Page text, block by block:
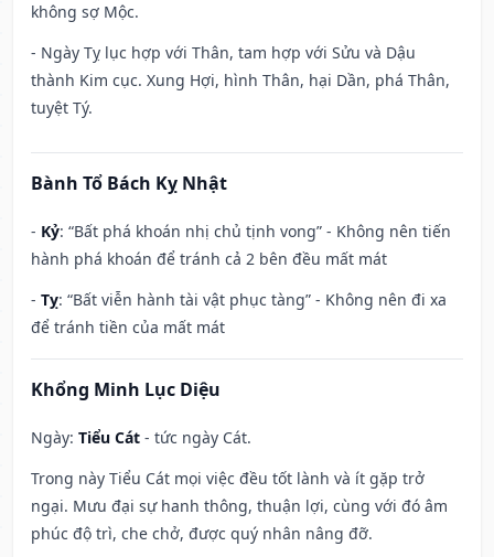
không sợ Mộc.
- Ngày Tỵ lục hợp với Thân, tam hợp với Sửu và Dậu
thành Kim cục. Xung Hợi, hình Thân, hại Dần, phá Thân,
tuyệt Tý.
Bành Tổ Bách Kỵ Nhật
- Kỷ: “Bất phá khoán nhị chủ tịnh vong” - Không nên tiến
hành phá khoán để tránh cả 2 bên đều mất mát
- Tỵ: “Bất viễn hành tài vật phục tàng” - Không nên đi xa
để tránh tiền của mất mát
Khổng Minh Lục Diệu
Ngày: Tiểu Cát - tức ngày Cát.
Trong này Tiểu Cát mọi việc đều tốt lành và ít gặp trở
ngại. Mưu đại sự hanh thông, thuận lợi, cùng với đó âm
phúc độ trì, che chở, được quý nhân nâng đỡ.